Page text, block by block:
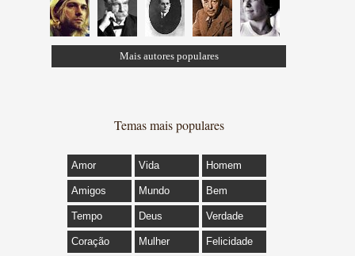
Mais autores populares
Temas mais populares
Amor Vida Homem
Amigos Mundo Bem
Tempo Deus Verdade
Coração Mulher Felicidade